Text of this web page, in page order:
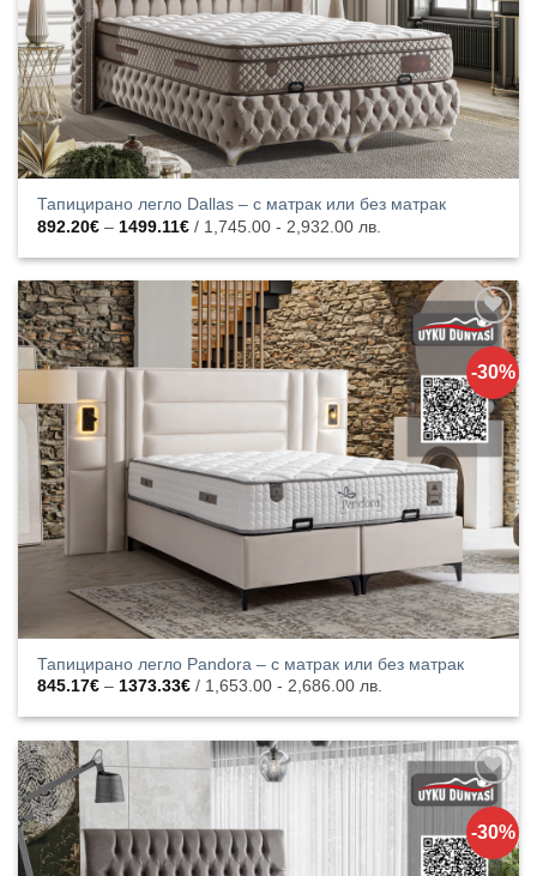
Тапицирано легло Dallas – с матрак или без матрак
892.20€ – 1499.11€Price
range:
892.20€
1499.11€
/ 1,745.00 - 2,932.00 лв.
-30%
Добавяне
към
списъка с
харесани
продукти
Тапицирано легло Pandora – с матрак или без матрак
845.17€ – 1373.33€Price
845.17€
1373.33€
/ 1,653.00 - 2,686.00 лв.
-30%
Добавяне
към
списъка с
харесани
продукти